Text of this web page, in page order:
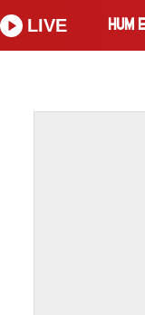
HUM
LIVE